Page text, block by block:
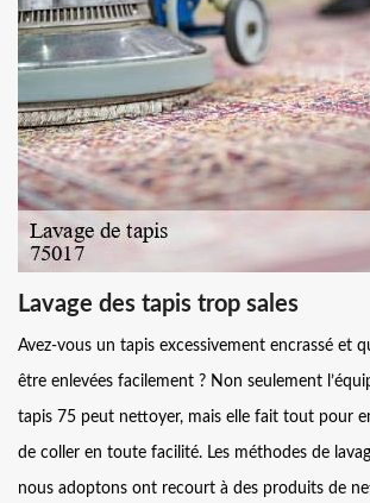
Lavage des tapis trop sales
Avez-vous un tapis excessivement encrassé et
être enlevées facilement ? Non seulement
tapis 75 peut nettoyer, mais elle fait tout pour
de coller en toute facilité. Les méthodes de
nous adoptons ont recourt à des produits de